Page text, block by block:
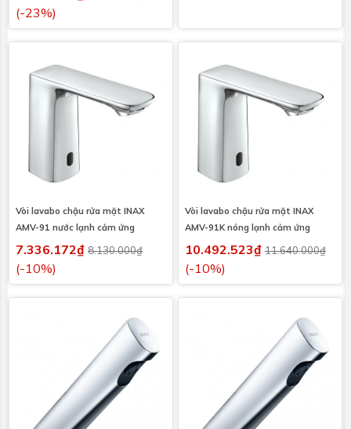
(-23%)
Vòi lavabo chậu rửa mặt INAX
AMV-91 nước lạnh cảm ứng
7.336.172₫ 8.130.000₫
(-10%)
Vòi lavabo chậu rửa mặt INAX
AMV-91K nóng lạnh cảm ứng
10.492.523₫ 11.640.000₫
(-10%)